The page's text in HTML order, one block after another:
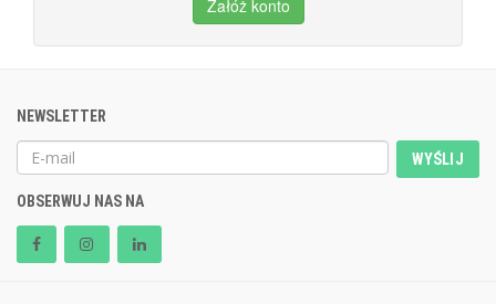
Załóż konto
NEWSLETTER
WYŚLIJ
OBSERWUJ NAS NA